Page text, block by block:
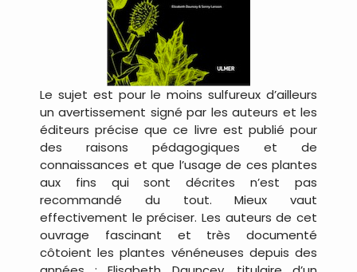
Le sujet est pour le moins sulfureux d’ailleurs
un avertissement signé par les auteurs et les
éditeurs précise que ce livre est publié pour
des raisons pédagogiques et de
connaissances et que l’usage de ces plantes
aux fins qui sont décrites n’est pas
recommandé du tout. Mieux vaut
effectivement le préciser. Les auteurs de cet
ouvrage fascinant et très documenté
côtoient les plantes vénéneuses depuis des